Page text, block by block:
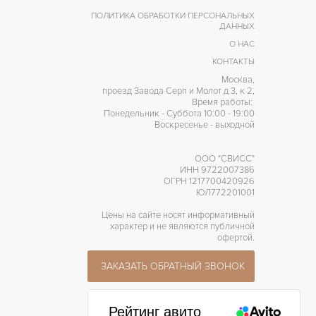
ПОЛИТИКА ОБРАБОТКИ ПЕРСОНАЛЬНЫХ
ДАННЫХ
О НАС
КОНТАКТЫ
Москва,
проезд Завода Серп и Молот д 3, к 2,
Время работы:
Понедельник - Суббота 10:00 - 19:00
Воскресенье - выходной
ООО "СВИСС"
ИНН 9722007386
ОГРН 1217700420926
ЮЛ772201001
Цены на сайте носят информативный
характер и не являются публичной
офертой.
ЗАКАЗАТЬ ОБРАТНЫЙ ЗВОНОК
Рейтинг авито